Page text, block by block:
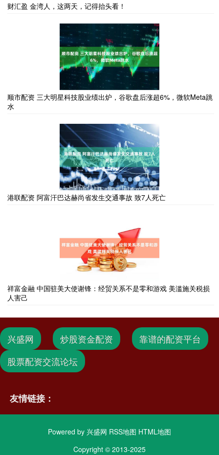
财汇盈 金湾人，这两天，记得抬头看！
顺市配资 三大明星科技股业绩出炉，谷歌盘后涨超6%，微软Meta跳
水
港联配资 阿富汗巴达赫尚省发生交通事故 致7人死亡
祥富金融 中国驻美大使谢锋：经贸关系不是零和游戏 美滥施关税损
人害己
兴盛网 炒股资金配资
靠谱的配资平台
股票配资交流论坛
友情链接：
Powered by 兴盛网 RSS地图 HTML地图
Copyright © 2013-2025